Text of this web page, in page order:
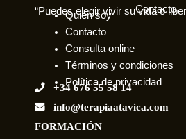
Contacto
“Puedes elegir vivir su vida o
Quien soy
Contacto
Consulta online
Términos y condiciones
Política de privacidad
+34 676 55 58 14
info@terapiaatavica.com
FORMACIÓN